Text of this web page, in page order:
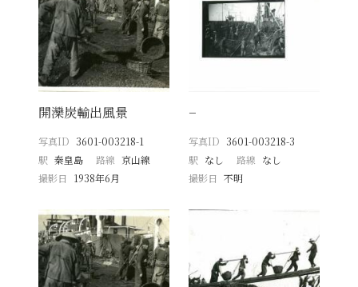
開灤炭輸出風景
写真ID 3601-003218-1
駅 秦皇島 路線 京山線
撮影日
1938年6月
−
写真ID 3601-003218-3
駅 なし 路線 なし
撮影日 不明